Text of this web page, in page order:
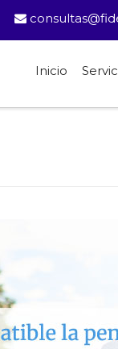
Inicio